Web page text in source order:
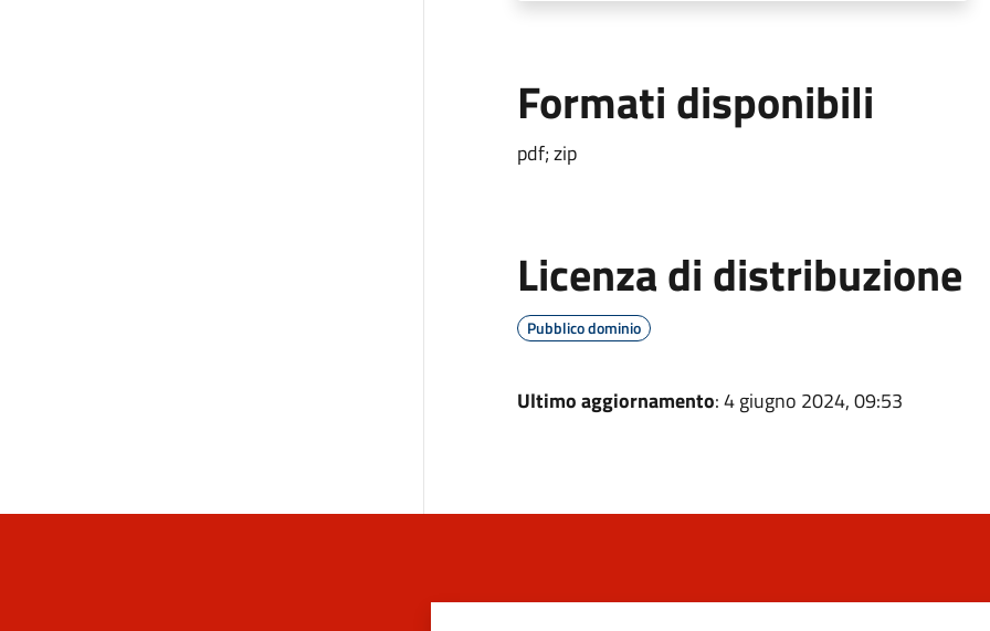
Formati disponibili
pdf; zip
Licenza di distribuzione
Pubblico dominio
Ultimo aggiornamento: 4 giugno 2024, 09:53